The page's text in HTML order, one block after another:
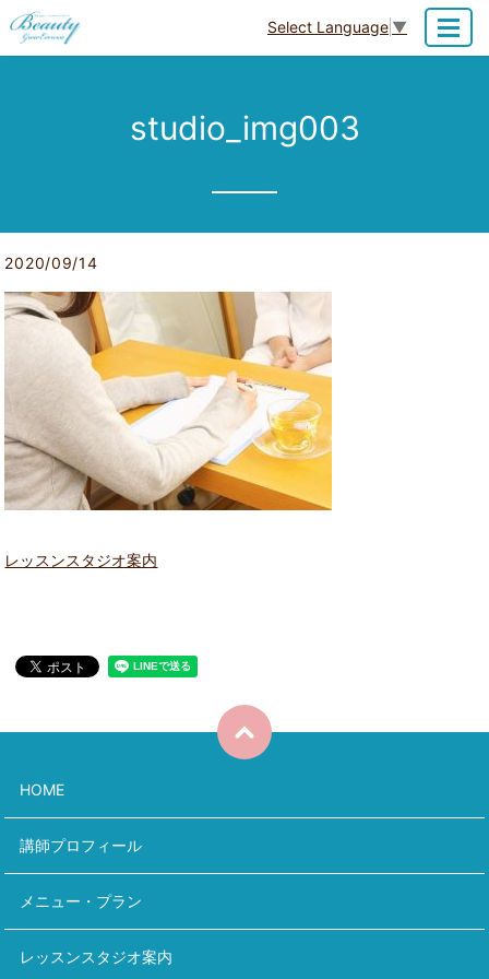
Select Language ▼
studio_img003
2020/09/14
レッスンスタジオ案内
HOME
講師プロフィール
メニュー・プラン
レッスンスタジオ案内